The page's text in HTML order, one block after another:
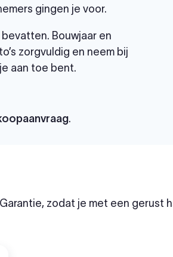
gingen je voor.
Bouwjaar en
zorgvuldig en neem bij
aan toe bent.
.
zodat je met een gerust